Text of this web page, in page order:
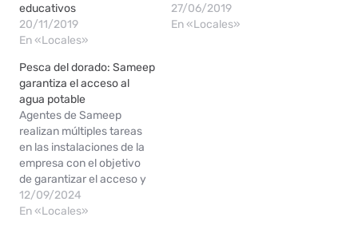
educativos
20/11/2019
En «Locales»
27/06/2019
En «Locales»
Pesca del dorado: Sameep
garantiza el acceso al
agua potable
Agentes de Sameep
realizan múltiples tareas
en las instalaciones de la
empresa con el objetivo
de garantizar el acceso y
la provisión de agua
potable de la localidad de
12/09/2024
En «Locales»